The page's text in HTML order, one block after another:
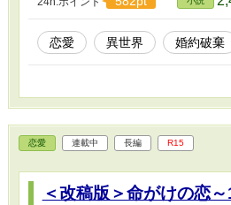
恋愛 異世界 婚約破棄
恋愛 連載中 長編 R15
＜改稿版＞命がけの恋